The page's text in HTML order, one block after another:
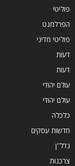
פוליטי
הפרלמנט
פוליטי מדיני
דעות
דעות
עולם יהודי
עולם יהודי
כלכלה
חדשות עסקים
נדל''ן
צרכנות